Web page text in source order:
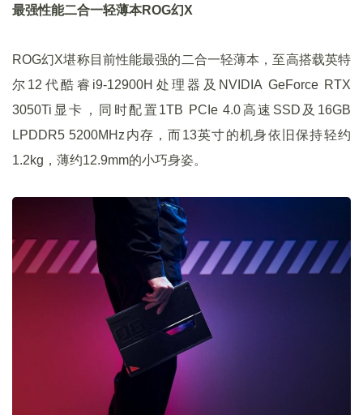
最强性能二合一轻薄本ROG幻X
ROG幻X堪称目前性能最强的二合一轻薄本，至高搭载英特
尔12代酷睿i9-12900H处理器及NVIDIA GeForce RTX
3050Ti显卡，同时配置1TB PCIe 4.0高速SSD及16GB
LPDDR5 5200MHz内存，而13英寸的机身依旧保持轻约
1.2kg，薄约12.9mm的小巧身姿。